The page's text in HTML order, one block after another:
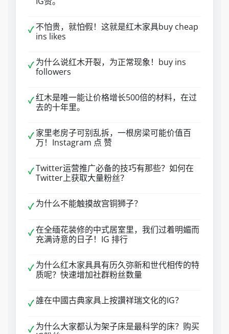
✓ 不怕贵，就怕假！这就是红木家具buy cheap
ins likes
✓ 为什么说红木开裂，为正常现象！buy ins
followers
✓红木是唯一能让价格增长500倍的材料，在过
去的十年里。
✓ 家里老房子可别乱拆，一根房梁可能价值百
万！Instagram 点 赞
✓Twitter运营推广必备的技巧有那些？如何在
Twitter上获取大量粉丝？
✓ 为什么不能触摸故宫铜狮子？
✓在全缅花装修的中式居室里，我们过着明媚而
充满诗意的日子！IG 排行
✓ 为什么红木家具具有历久弥新和世代相传的特
质呢？快速增加社群粉丝数量
✓誰在中國古典家具上按讚祥瑞文化的IG？
✓ 为什么大家都认为架子床是最科学的床？购买